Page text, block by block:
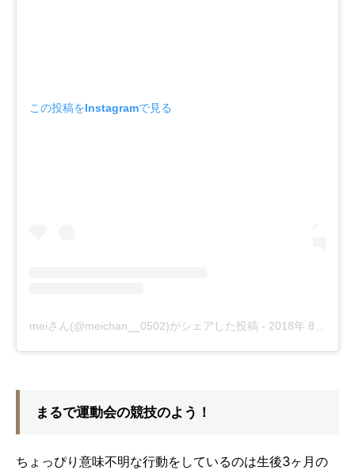
この投稿をInstagramで見る
meiさん(@meichan__0502)がシェアした投稿 - 2018年 8月月29日午前2時47分PDT
まるで運動会の競技のよう！
ちょっぴり意味不明な行動をしているのは生後3ヶ月の